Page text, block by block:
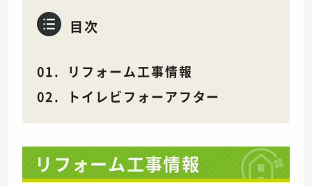
目次
リフォーム工事情報
トイレビフォーアフター
リフォーム工事情報